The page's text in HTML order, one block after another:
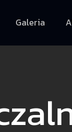
Galeria